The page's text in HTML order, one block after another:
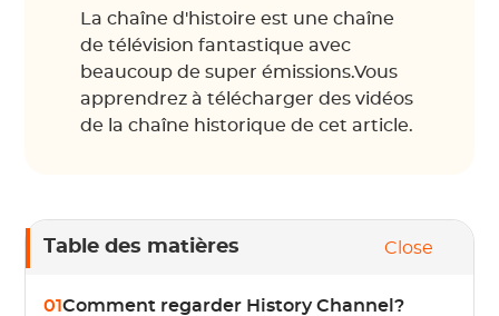
La chaîne d'histoire est une chaîne
de télévision fantastique avec
beaucoup de super émissions.Vous
apprendrez à télécharger des vidéos
de la chaîne historique de cet article.
Table des matières Close
01Comment regarder History Channel?